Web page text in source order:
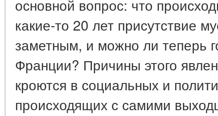
основной вопрос: что
какие-то 20 лет присутствие
заметным, и можно ли теперь
Франции? Причины этого
кроются в социальных и
происходящих с самими